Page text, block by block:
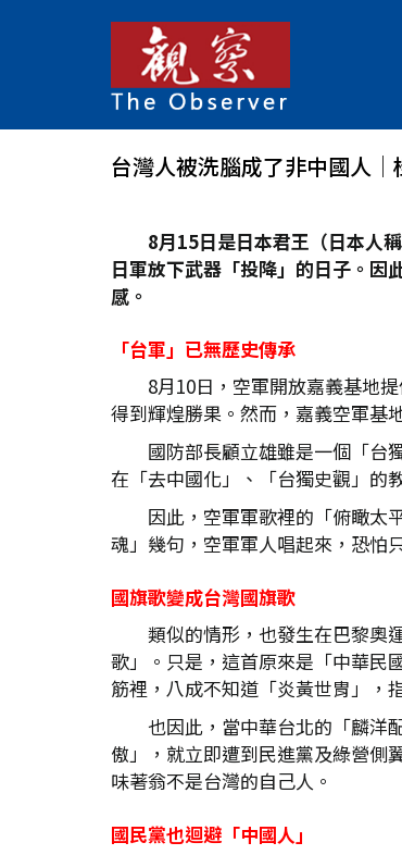
台灣人被洗腦成了非中國人│
8月15日是日本君王（日本人
日軍放下武器「投降」的日子。因
感。
「台軍」已無歷史傳承
8月10日，空軍開放嘉義基地
得到輝煌勝果。然而，嘉義空軍基
國防部長顧立雄雖是一個「台
在「去中國化」、「台獨史觀」的
因此，空軍軍歌裡的「俯瞰太
魂」幾句，空軍軍人唱起來，恐怕
國旗歌變成台灣國旗歌
類似的情形，也發生在巴黎奧
歌」。只是，這首原來是「中華民
筋裡，八成不知道「炎黃世胄」，
也因此，當中華台北的「麟洋
傲」，就立即遭到民進黨及綠營側
味著翁不是台灣的自己人。
國民黨也迴避「中國人」